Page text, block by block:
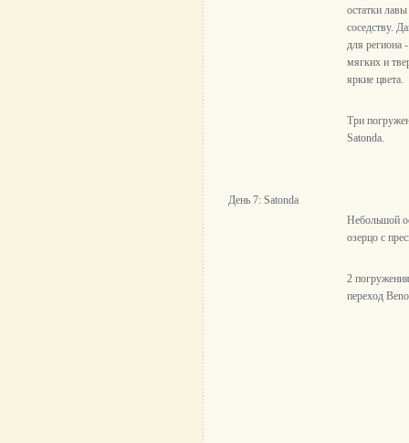
остатки
соседству.
для региона
мягких и
яркие цвета.
Три
Satonda.
День 7: Satonda
Небольшой
озерцо с
2
переход